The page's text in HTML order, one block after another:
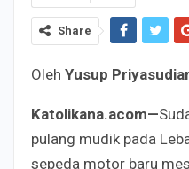
Share
Oleh Yusup
Katolikana.acom—
pulang mudik pada
sepeda motor baru